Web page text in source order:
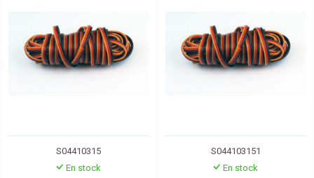
S04410315
En stock
S044103151
En stock